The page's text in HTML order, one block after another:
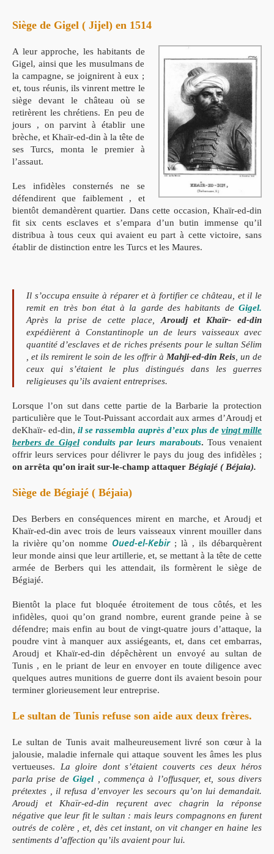
Siège de Gigel ( Jijel) en 1514
A leur approche, les habitants de
Gigel, ainsi que les musulmans de
la campagne, se joignirent à eux ;
et, tous réunis, ils vinrent mettre le
siège devant le château où se
retirèrent les chrétiens. En peu de
jours , on parvint à établir une
brèche, et Khaïr-ed-din à la tête de
ses Turcs, monta le premier à
l’assaut.
Les infidèles consternés ne se
défendirent que faiblement , et
bientôt demandèrent quartier. Dans cette occasion, Khaïr-ed-din
fit six cents esclaves et s’empara d’un butin immense qu’il
distribua à tous ceux qui avaient eu part à cette victoire, sans
établir de distinction entre les Turcs et les Maures.
Il s’occupa ensuite à réparer et à fortifier ce château, et il le
remit en très bon état à la garde des habitants de Gigel.
Après la prise de cette place,Aroudj et Khaïr- ed-din
expédièrent à Constantinople un de leurs vaisseaux avec
quantité d’esclaves et de riches présents pour le sultan Sélim
, et ils remirent le soin de les offrir à Mahji-ed-din Reis, un de
ceux qui s’étaient le plus distingués dans les guerres
religieuses qu’ils avaient entreprises.
Lorsque l’on sut dans cette partie de la Barbarie la protection
particulière que le Tout-Puissant accordait aux armes d’Aroudj et
deKhaïr- ed-din,il se rassembla auprès d’eux plus de vingt mille
berbers de Gigelconduits par leurs marabouts. Tous venaient
offrir leurs services pour délivrer le pays du joug des infidèles ;
on arrêta qu’on irait sur-le-champ attaquer Bégiajé ( Béjaia).
Siège de Bégiajé ( Béjaia)
Des Berbers en conséquences mirent en marche, et Aroudj et
Khaïr-ed-din avec trois de leurs vaisseaux vinrent mouiller dans
la rivière qu’on nomme Oued-el-Kebir ; là , ils débarquèrent
leur monde ainsi que leur artillerie, et, se mettant à la tête de cette
armée de Berbers qui les attendait, ils formèrent le siège de
Bégiajé.
Bientôt la place fut bloquée étroitement de tous côtés, et les
infidèles, quoi qu’on grand nombre, eurent grande peine à se
défendre; mais enfin au bout de vingt-quatre jours d’attaque, la
poudre vint à manquer aux assiégeants, et, dans cet embarras,
Aroudj et Khaïr-ed-din dépêchèrent un envoyé au sultan de
Tunis , en le priant de leur en envoyer en toute diligence avec
quelques autres munitions de guerre dont ils avaient besoin pour
terminer glorieusement leur entreprise.
Le sultan de Tunis refuse son aide aux deux frères.
Le sultan de Tunis avait malheureusement livré son cœur à la
jalousie, maladie infernale qui attaque souvent les âmes les plus
vertueuses. La gloire dont s’étaient couverts ces deux héros
parla prise deGigel , commença à l’offusquer, et, sous divers
prétextes , il refusa d’envoyer les secours qu’on lui demandait.
Aroudj et Khaïr-ed-din reçurent avec chagrin la réponse
négative que leur fit le sultan : mais leurs compagnons en furent
outrés de colère , et, dès cet instant, on vit changer en haine les
sentiments d’affection qu’ils avaient pour lui.